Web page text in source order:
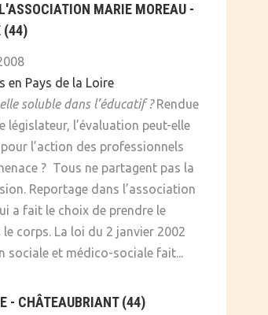
MARIE MOREAU -
(44)
en Pays de la Loire
soluble dans l’éducatif ?Rendue
législateur, l’évaluation peut-elle
l’action des professionnels
? Tous ne partagent pas la
Reportage dans l’association
a fait le choix de prendre le
corps. La loi du 2 janvier 2002
sociale et médico-sociale fait...
- CHÂTEAUBRIANT (44)